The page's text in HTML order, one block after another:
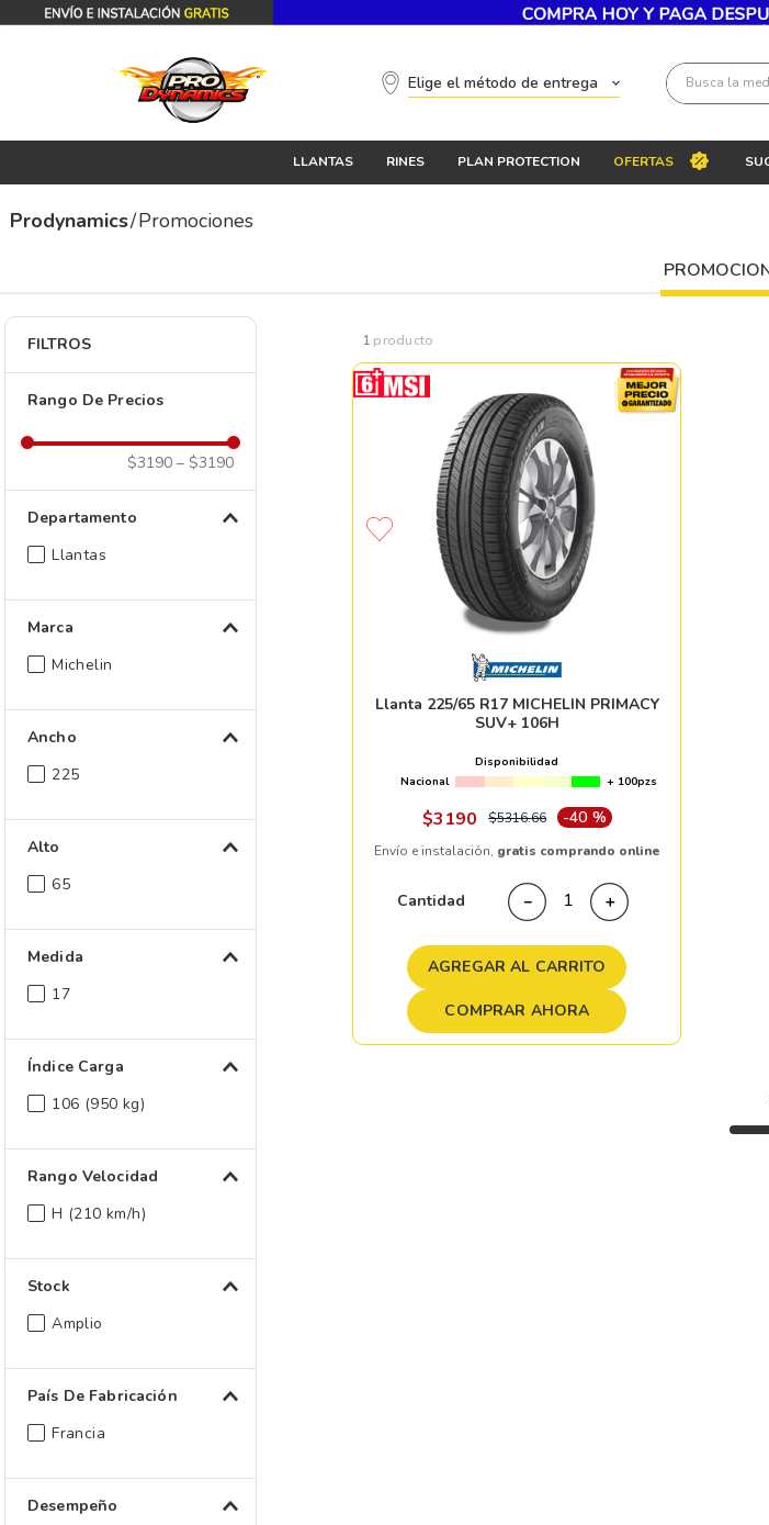
Elige el método de entrega Busca la
LLANTAS RINES PLAN PROTECTION OFERTAS
Promociones
FILTROS
Departamento
Llantas
Alto
65
Ancho
225
Desempeño
Índice Carga
106 (950 kg)
Marca
Michelin
Medida
17
País De Fabricación
Francia
Rango Velocidad
H (210 km/h)
Stock
Amplio
Rango De Precios
$3190 – $3190
1 producto
Llanta 225/65 R17 MICHELIN PRIMACY
SUV+ 106H
Disponibilidad
Nacional
+ 100pzs
$3190 $5316.66 -40 %
Envío e instalación, gratis comprando online
Cantidad ＋
－
AGREGAR AL CARRITO
COMPRAR AHORA
Términos más
6.185
7.245